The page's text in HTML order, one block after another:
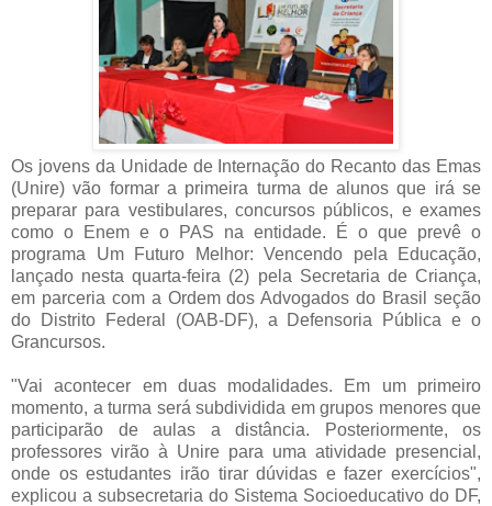
Os jovens da Unidade de Internação do Recanto das Emas
(Unire) vão formar a primeira turma de alunos que irá se
preparar para vestibulares, concursos públicos, e exames
como o Enem e o PAS na entidade. É o que prevê o
programa Um Futuro Melhor: Vencendo pela Educação,
lançado nesta quarta-feira (2) pela Secretaria de Criança,
em parceria com a Ordem dos Advogados do Brasil seção
do Distrito Federal (OAB-DF), a Defensoria Pública e o
Grancursos.
"Vai acontecer em duas modalidades. Em um primeiro
momento, a turma será subdividida em grupos menores que
participarão de aulas a distância. Posteriormente, os
professores virão à Unire para uma atividade presencial,
onde os estudantes irão tirar dúvidas e fazer exercícios",
explicou a subsecretaria do Sistema Socioeducativo do DF,